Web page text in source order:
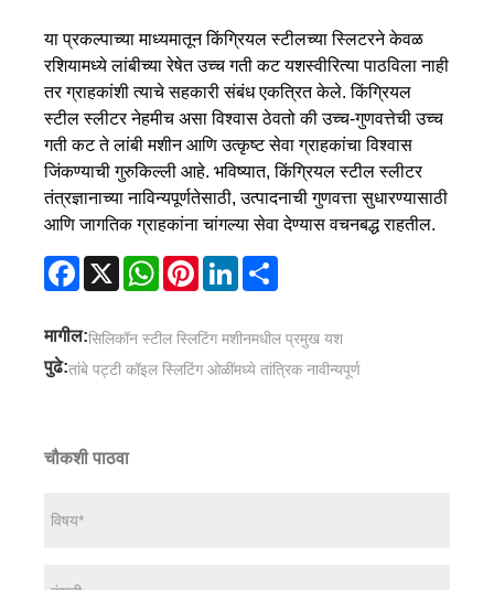
या प्रकल्पाच्या माध्यमातून किंग्रियल स्टीलच्या स्लिटरने केवळ
रशियामध्ये लांबीच्या रेषेत उच्च गती कट यशस्वीरित्या पाठविला नाही
तर ग्राहकांशी त्याचे सहकारी संबंध एकत्रित केले. किंग्रियल
स्टील स्लीटर नेहमीच असा विश्वास ठेवतो की उच्च-गुणवत्तेची उच्च
गती कट ते लांबी मशीन आणि उत्कृष्ट सेवा ग्राहकांचा विश्वास
जिंकण्याची गुरुकिल्ली आहे. भविष्यात, किंग्रियल स्टील स्लीटर
तंत्रज्ञानाच्या नाविन्यपूर्णतेसाठी, उत्पादनाची गुणवत्ता सुधारण्यासाठी
आणि जागतिक ग्राहकांना चांगल्या सेवा देण्यास वचनबद्ध राहतील.
Facebook
X WhatsAppPinterestLinkedIn
मागील:सिलिकॉन स्टील स्लिटिंग मशीनमधील प्रमुख यश
पुढे:तांबे पट्टी कॉइल स्लिटिंग ओळींमध्ये तांत्रिक नावीन्यपूर्ण
चौकशी पाठवा